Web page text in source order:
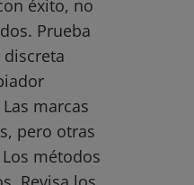
éxito, no
Prueba
discreta
marcas
pero otras
métodos